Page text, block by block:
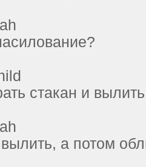
стакан и
а потом